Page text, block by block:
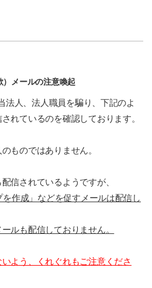
）メールの注意喚起
法人、法人職員を騙り、下記のよ
れているのを確認しております。
ものではありません。
信されているようですが、
作成」などを促すメールは配信し
ルも配信しておりません。
よう、くれぐれもご注意くださ